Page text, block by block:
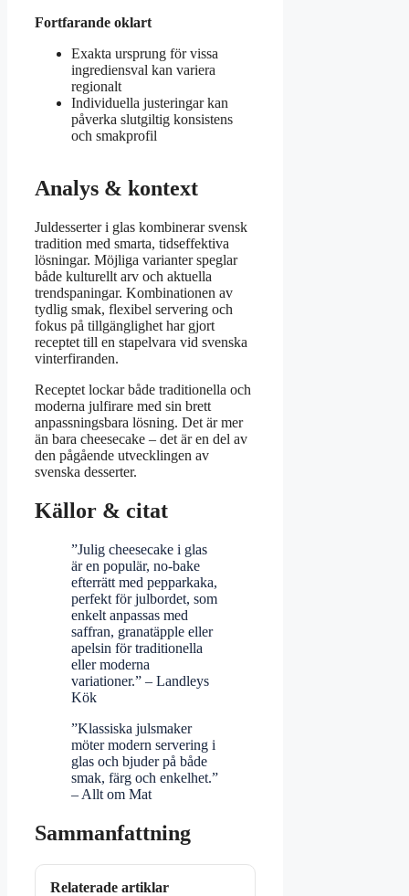
Fortfarande oklart
Exakta ursprung för vissa
ingrediensval kan variera
regionalt
Individuella justeringar kan
påverka slutgiltig konsistens
och smakprofil
Analys & kontext
Juldesserter i glas kombinerar svensk
tradition med smarta, tidseffektiva
lösningar. Möjliga varianter speglar
både kulturellt arv och aktuella
trendspaningar. Kombinationen av
tydlig smak, flexibel servering och
fokus på tillgänglighet har gjort
receptet till en stapelvara vid svenska
vinterfiranden.
Receptet lockar både traditionella och
moderna julfirare med sin brett
anpassningsbara lösning. Det är mer
än bara cheesecake – det är en del av
den pågående utvecklingen av
svenska desserter.
Källor & citat
”Julig cheesecake i glas
är en populär, no-bake
efterrätt med pepparkaka,
perfekt för julbordet, som
enkelt anpassas med
saffran, granatäpple eller
apelsin för traditionella
eller moderna
variationer.” – Landleys
Kök
”Klassiska julsmaker
möter modern servering i
glas och bjuder på både
smak, färg och enkelhet.”
– Allt om Mat
Sammanfattning
Relaterade artiklar